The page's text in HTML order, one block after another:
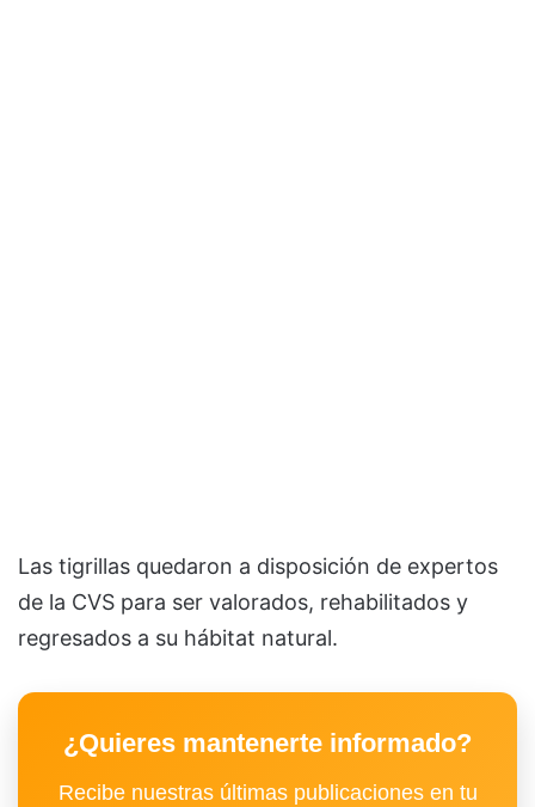
Las tigrillas quedaron a disposición de expertos
de la CVS para ser valorados, rehabilitados y
regresados a su hábitat natural.
¿Quieres mantenerte informado?
Recibe nuestras últimas publicaciones en tu